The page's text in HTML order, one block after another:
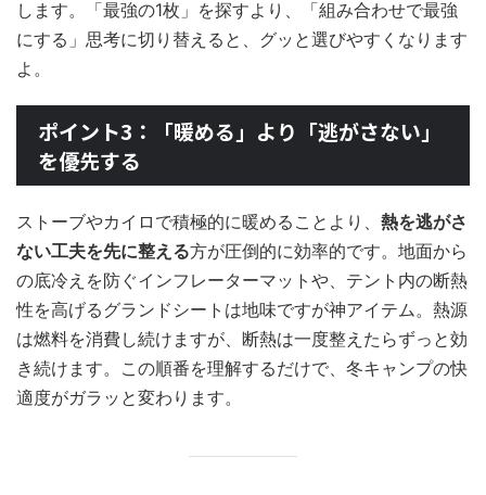
します。「最強の1枚」を探すより、「組み合わせで最強
にする」思考に切り替えると、グッと選びやすくなります
よ。
ポイント3：「暖める」より「逃がさない」
を優先する
ストーブやカイロで積極的に暖めることより、 熱を逃がさ
ない工夫を先に整える方が圧倒的に効率的です。地面から
の底冷えを防ぐインフレーターマットや、テント内の断熱
性を高げるグランドシートは地味ですが神アイテム。熱源
は燃料を消費し続けますが、断熱は一度整えたらずっと効
き続けます。この順番を理解するだけで、冬キャンプの快
適度がガラッと変わります。